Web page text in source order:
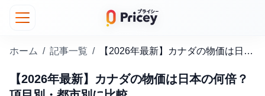
ホーム / 記事一覧 / 【2026年最新】カナダの物価は日本の何倍？項目別・都市別に比較
【2026年最新】カナダの物価は日本の何倍？